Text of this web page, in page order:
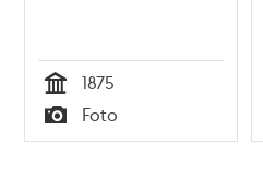
Tid
1875
Typ
Foto